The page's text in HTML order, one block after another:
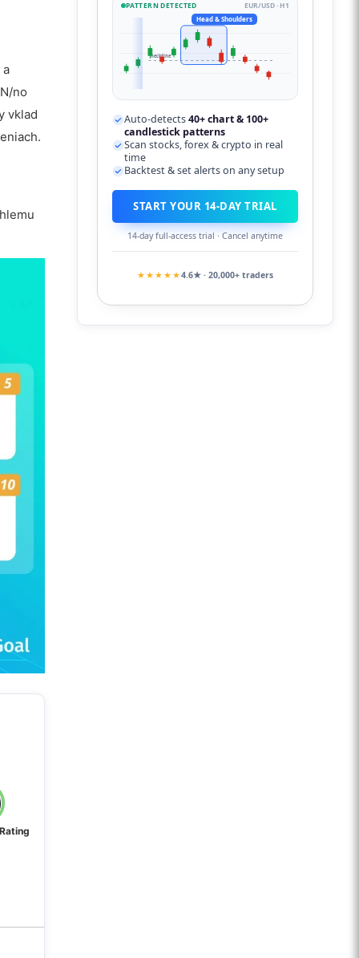
a
no
vklad
PATTERN DETECTED EUR/USD · H1
neckline
Head & Shoulders
Auto-detects40+ chart & 100+
candlestick patterns
Scan stocks, forex & crypto in real
time
Backtest & set alerts on any setup
START YOUR 14-DAY TRIAL
14-day full-access trial · Cancel anytime
★★★★★4.6★ · 20,000+ traders